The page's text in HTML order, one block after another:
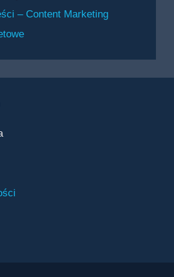
– Content Marketing